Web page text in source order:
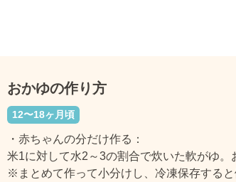
おかゆの作り方
12〜18ヶ月頃
・赤ちゃんの分だけ作る：
米1に対して水2～3の割合で炊いた軟がゆ。
※まとめて作って小分けし、冷凍保存する